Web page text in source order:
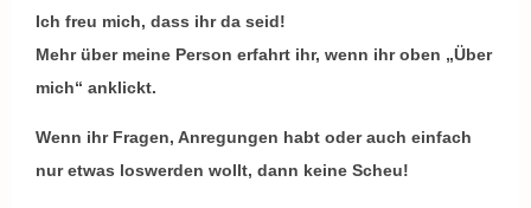
Ich freu mich, dass ihr da seid!
Mehr über meine Person erfahrt ihr, wenn ihr oben „Über
mich“ anklickt.
Wenn ihr Fragen, Anregungen habt oder auch einfach
nur etwas loswerden wollt, dann keine Scheu!